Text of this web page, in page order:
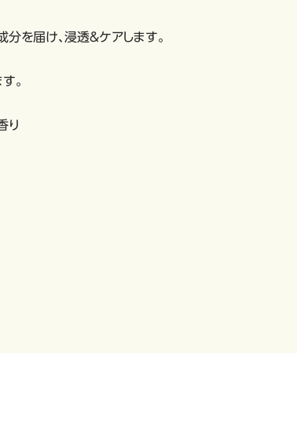
を届け、浸透＆ケアします。
。
り